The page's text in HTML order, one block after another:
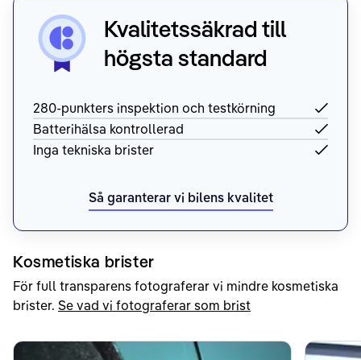
Kvalitetssäkrad till
högsta standard
280-punkters inspektion och testkörning
Batterihälsa kontrollerad
Inga tekniska brister
Så garanterar vi bilens kvalitet
Kosmetiska brister
För full transparens fotograferar vi mindre kosmetiska
brister. Se vad vi fotograferar som brist